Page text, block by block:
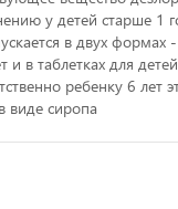
у детей старше 1
в двух формах
и в таблетках для
ребенку 6 лет
виде сиропа